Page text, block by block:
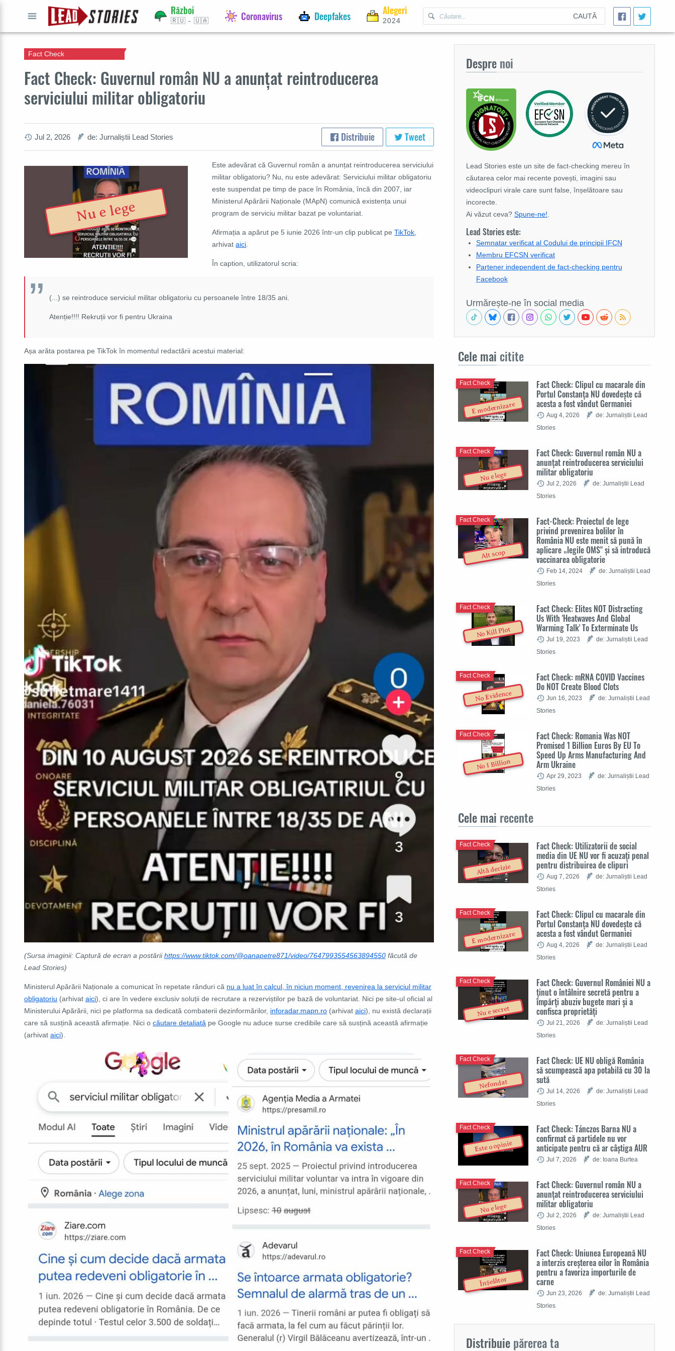
CAUTĂ
Război
🇷🇺 - 🇺🇦 Coronavirus Deepfakes Alegeri
2024
Fact Check: Guvernul român NU a anunțat reintroducerea
serviciului militar obligatoriu
Fact Check
Jul 2, 2026 de: Jurnaliștii Lead Stories Distribuie Tweet
Nu e lege
Este adevărat că Guvernul român a anunțat reintroducerea serviciului
militar obligatoriu? Nu, nu este adevărat: Serviciului militar obligatoriu
este suspendat pe timp de pace în România, încă din 2007, iar
Ministerul Apărării Naționale (MApN) comunică existența unui
program de serviciu militar bazat pe voluntariat.
Afirmația a apărut pe 5 iunie 2026 într-un clip publicat peTikTok
arhivataici
În caption, utilizatorul scria:
(...) se reintroduce serviciul militar obligatoriu cu persoanele între 18/35 ani.
Atenție!!!! Rekruții vor fi pentru Ukraina
Așa arăta postarea pe TikTok în momentul redactării acestui material:
(Sursa imaginii: Captură de ecran a postăriihttps://www.tiktok.com/@oanapetre871/video/7647993554563894550 făcută de
Lead Stories)
Ministerul Apărării Naționale a comunicat în repetate rânduri că nu a luat în calcul, în niciun moment, revenirea la serviciul militar
obligatoriu (arhivat aici), ci are în vedere exclusiv soluții de recrutare a rezerviștilor pe bază de voluntariat. Nici pe site-ul oficial al
Ministerului Apărării, nici pe platforma sa dedicată combaterii dezinformărilor, inforadar.mapn.ro (arhivat aici),
nu există declarații
care să susțină această afirmație. Nici o căutare detaliată pe Google nu aduce surse credibile care să susțină această afirmație
(arhivat aici).
Despre noi
Lead Stories este un site de fact-checking mereu în
căutarea celor mai recente povești, imagini sau
videoclipuri virale care sunt false, înșelătoare sau
incorecte.
Ai văzut ceva? Spune-ne!
Lead Stories este:
Semnatar verificat al Codului de principii IFCN
Membru EFCSN verificat
Partener independent de fact-checking pentru
Facebook
Urmărește-ne în social media
Cele mai citite
E modernizare
Fact Check: Clipul cu macarale din
Portul Constanța NU dovedește că
acesta a fost vândut Germaniei
Fact Check
Aug 4, 2026
de: Jurnaliștii Lead
Stories
Nu e lege
Fact Check: Guvernul român NU a
anunțat reintroducerea serviciului
militar obligatoriu
Fact Check
Jul 2, 2026
de: Jurnaliștii Lead
Stories
Alt scop
Fact-Check: Proiectul de lege
privind prevenirea bolilor în
România NU este menit să pună în
aplicare „legile OMS" și să introducă
vaccinarea obligatorie
Fact Check
Feb 14, 2024
de: Jurnaliștii Lead
Stories
No Kill Plot
Fact Check: Elites NOT Distracting
Us With 'Heatwaves And Global
Warming Talk' To Exterminate Us
Fact Check
Jul 19, 2023
de: Jurnaliștii Lead
Stories
No Evidence
Fact Check: mRNA COVID Vaccines
Do NOT Create Blood Clots
Fact Check
Jun 16, 2023
de: Jurnaliștii Lead
Stories
No 1 Billion
Fact Check: Romania Was NOT
Promised 1 Billion Euros By EU To
Speed Up Arms Manufacturing And
Arm Ukraine
Fact Check
Apr 29, 2023
de: Jurnaliștii Lead
Stories
Cele mai recente
Altă decizie
Fact Check: Utilizatorii de social
media din UE NU vor fi acuzați penal
pentru distribuirea de clipuri
Fact Check
Aug 7, 2026
de: Jurnaliștii Lead
Stories
E modernizare
Fact Check: Clipul cu macarale din
Portul Constanța NU dovedește că
acesta a fost vândut Germaniei
Fact Check
Aug 4, 2026
de: Jurnaliștii Lead
Stories
Nu e secret
Fact Check: Guvernul României NU a
ținut o întâlnire secretă pentru a
împărți abuziv bugete mari și a
confisca proprietăți
Fact Check
Jul 21, 2026
de: Jurnaliștii Lead
Stories
Nefondat
Fact Check: UE NU obligă România
să scumpească apa potabilă cu 30 la
sută
Fact Check
Jul 14, 2026
de: Jurnaliștii Lead
Stories
Este o opinie
Fact Check: Tánczos Barna NU a
confirmat că partidele nu vor
anticipate pentru că ar câștiga AUR
Fact Check
Jul 7, 2026 de: Ioana Burtea
Nu e lege
Fact Check: Guvernul român NU a
anunțat reintroducerea serviciului
militar obligatoriu
Fact Check
Jul 2, 2026
de: Jurnaliștii Lead
Stories
Înșelător
Fact Check: Uniunea Europeană NU
a interzis creșterea oilor în România
pentru a favoriza importurile de
carne
Fact Check
Jun 23, 2026
de: Jurnaliștii Lead
Stories
Distribuie părerea ta